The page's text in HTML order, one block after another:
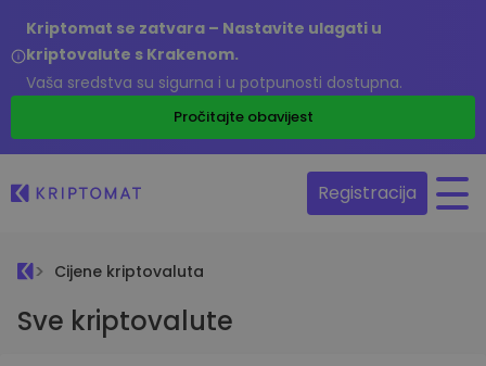
Kriptomat se zatvara – Nastavite ulagati u
kriptovalute s Krakenom.
Vaša sredstva su sigurna i u potpunosti dostupna.
Pročitajte obavijest
Registracija
Cijene kriptovaluta
Sve kriptovalute